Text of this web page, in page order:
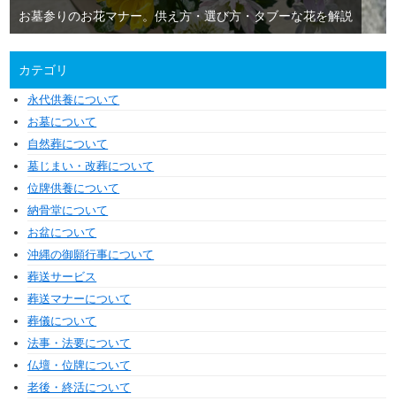
お墓参りのお花マナー。供え方・選び方・タブーな花を解説
カテゴリ
永代供養について
お墓について
自然葬について
墓じまい・改葬について
位牌供養について
納骨堂について
お盆について
沖縄の御願行事について
葬送サービス
葬送マナーについて
葬儀について
法事・法要について
仏壇・位牌について
老後・終活について